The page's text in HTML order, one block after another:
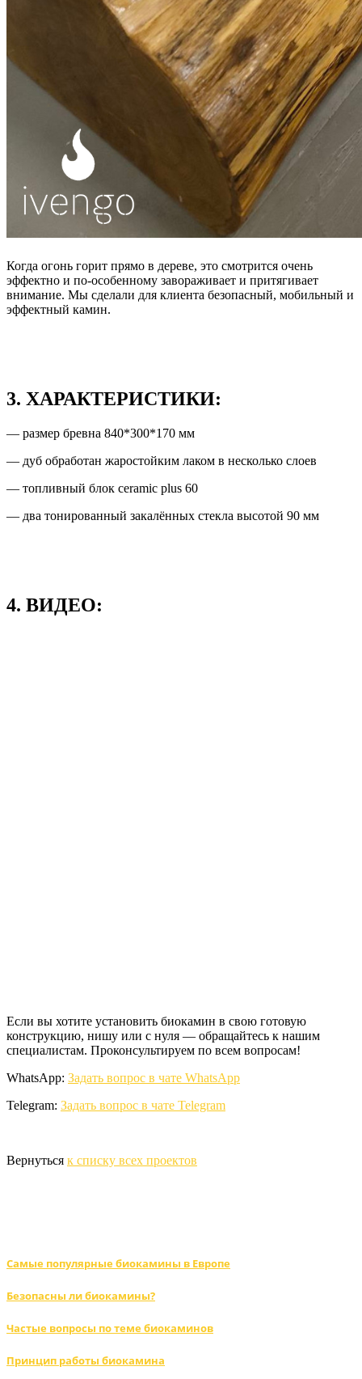
Когда огонь горит прямо в дереве, это смотрится очень
эффектно и по-особенному завораживает и притягивает
внимание. Мы сделали для клиента безопасный, мобильный и
эффектный камин.
3. ХАРАКТЕРИСТИКИ:
— размер бревна 840*300*170 мм
— дуб обработан жаростойким лаком в несколько слоев
— топливный блок ceramic plus 60
— два тонированный закалённых стекла высотой 90 мм
4. ВИДЕО:
Если вы хотите установить биокамин в свою готовую
конструкцию, нишу или с нуля — обращайтесь к нашим
специалистам. Проконсультируем по всем вопросам!
WhatsApp: Задать вопрос в чате WhatsApp
Telegram: Задать вопрос в чате Telegram
Вернуться к списку всех проектов
Самые популярные биокамины в Европе
Безопасны ли биокамины?
Частые вопросы по теме биокаминов
Принцип работы биокамина